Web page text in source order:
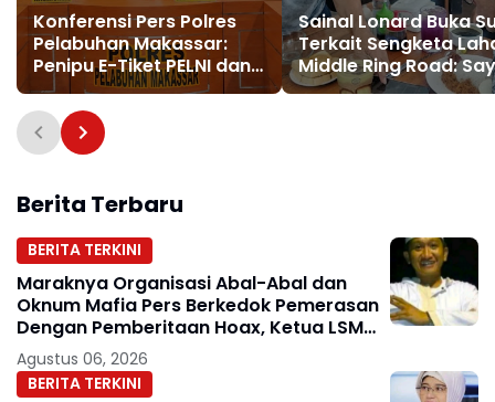
Konferensi Pers Polres
Pelabuhan Makassar:
Penipu E-Tiket PELNI dan
Calo Tiket Kapal Resmi
Ditangkap
Sainal Lonard Buka
Terkait Sengketa
Middle Ring Road:
Pembeli Pertama,
Berita Terbaru
BERITA TERKINI
Maraknya Organisasi Abal-Abal dan
Oknum Mafia Pers Berkedok Pemerasan
Dengan Pemberitaan Hoax, Ketua LSM
Forum Rakyat Bersatu Minta Aparat
Bertindak
Agustus 06, 2026
BERITA TERKINI